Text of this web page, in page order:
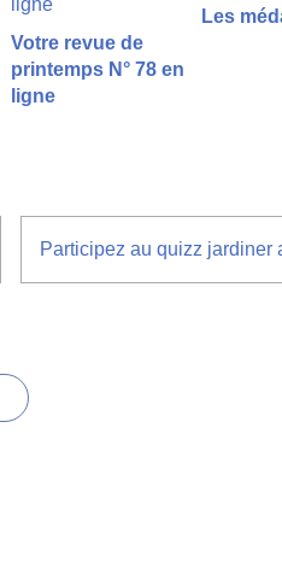
Votre revue de
printemps N° 78 en
ligne
Les